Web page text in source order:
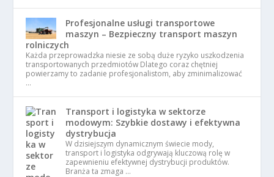
Profesjonalne usługi transportowe
maszyn – Bezpieczny transport maszyn
rolniczych
Każda przeprowadzka niesie ze sobą duże ryzyko uszkodzenia
transportowanych przedmiotów Dlatego coraz chętniej
powierzamy to zadanie profesjonalistom, aby zminimalizować
…
Transport i logistyka w sektorze
modowym: Szybkie dostawy i efektywna
dystrybucja
W dzisiejszym dynamicznym świecie mody,
transport i logistyka odgrywają kluczową rolę w
zapewnieniu efektywnej dystrybucji produktów.
Branża ta zmaga …